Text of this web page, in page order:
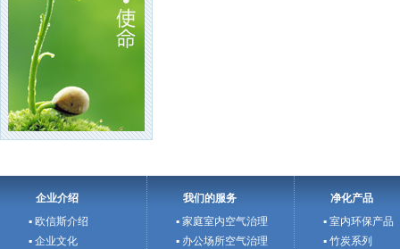
企业介绍
▪ 欧信斯介绍
▪ 企业文化
我们的服务
▪ 家庭室内空气治理
▪ 办公场所空气治理
净化产品
▪ 室内环保产品
▪ 竹炭系列